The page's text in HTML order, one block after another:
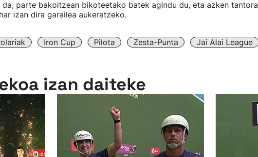
da, parte bakoitzean bikoteetako batek agindu du, eta azken tantora
izan dira garailea aukeratzeko.
Iron Cup Pilota Zesta-Punta Jai Alai League
izan daiteke